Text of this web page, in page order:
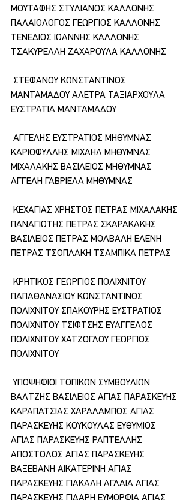
ΜΟΥΤΑΦΗΣ ΣΤΥΛΙΑΝΟΣ ΚΑΛΛΟΝΗΣ
ΠΑΛΑΙΟΛΟΓΟΣ ΓΕΩΡΓΙΟΣ ΚΑΛΛΟΝΗΣ
ΤΕΝΕΔΙΟΣ ΙΩΑΝΝΗΣ ΚΑΛΛΟΝΗΣ
ΤΣΑΚΥΡΕΛΛΗ ΖΑΧΑΡΟΥΛΑ ΚΑΛΛΟΝΗΣ
ΜΑΝΤΑΜΑΔΟΥ ΑΛΕΤΡΑ ΤΑΞΙΑΡΧΟΥΛΑ
ΕΥΣΤΡΑΤΙΑ ΜΑΝΤΑΜΑΔΟΥ
ΚΑΡΙΟΦΥΛΛΗΣ ΜΙΧΑΗΛ ΜΗΘΥΜΝΑΣ
ΜΙΧΑΛΑΚΗΣ ΒΑΣΙΛΕΙΟΣ ΜΗΘΥΜΝΑΣ
ΑΓΓΕΛΗ ΓΑΒΡΙΕΛΑ ΜΗΘΥΜΝΑΣ
ΠΑΝΑΓΙΩΤΗΣ ΠΕΤΡΑΣ ΣΚΑΡΑΚΑΚΗΣ
ΒΑΣΙΛΕΙΟΣ ΠΕΤΡΑΣ ΜΟΛΒΑΛΗ ΕΛΕΝΗ
ΠΕΤΡΑΣ ΤΣΟΠΛΑΚΗ ΤΣΑΜΠΙΚΑ ΠΕΤΡΑΣ
ΠΑΠΑΘΑΝΑΣΙΟΥ ΚΩΝΣΤΑΝΤΙΝΟΣ
ΠΟΛΙΧΝΙΤΟΥ ΣΠΑΚΟΥΡΗΣ ΕΥΣΤΡΑΤΙΟΣ
ΠΟΛΙΧΝΙΤΟΥ ΤΣΙΦΤΣΗΣ ΕΥΑΓΓΕΛΟΣ
ΠΟΛΙΧΝΙΤΟΥ ΧΑΤΖΟΓΛΟΥ ΓΕΩΡΓΙΟΣ
ΠΟΛΙΧΝΙΤΟΥ
ΒΑΛΤΖΗΣ ΒΑΣΙΛΕΙΟΣ ΑΓΙΑΣ ΠΑΡΑΣΚΕΥΗΣ
ΚΑΡΑΠΑΤΣΙΑΣ ΧΑΡΑΛΑΜΠΟΣ ΑΓΙΑΣ
ΠΑΡΑΣΚΕΥΗΣ ΚΟΥΚΟΥΛΑΣ ΕΥΘΥΜΙΟΣ
ΑΓΙΑΣ ΠΑΡΑΣΚΕΥΗΣ ΡΑΠΤΕΛΛΗΣ
ΑΠΟΣΤΟΛΟΣ ΑΓΙΑΣ ΠΑΡΑΣΚΕΥΗΣ
ΒΑΞΕΒΑΝΗ ΑΙΚΑΤΕΡΙΝΗ ΑΓΙΑΣ
ΠΑΡΑΣΚΕΥΗΣ ΓΙΑΚΑΛΗ ΑΓΛΑΙΑ ΑΓΙΑΣ